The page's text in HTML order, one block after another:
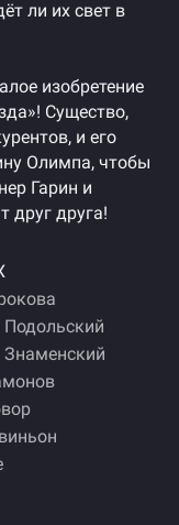
ли их свет в
изобретение
Существо,
и его
Олимпа, чтобы
Гарин и
друг друга!
Подольский
Знаменский